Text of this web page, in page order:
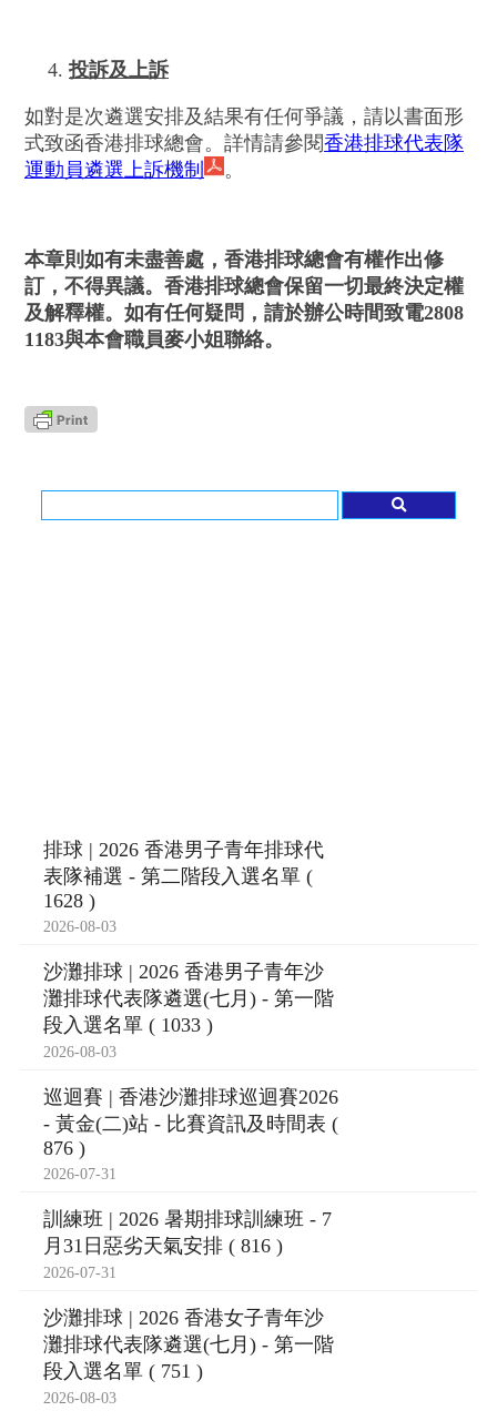
投訴及上訴
如對是次遴選安排及結果有任何爭議，請以書面形
式致函香港排球總會。詳情請參閱香港排球代表隊
運動員遴選上訴機制
。
本章則如有未盡善處，香港排球總會有權作出修
訂，不得異議。香港排球總會保留一切最終決定權
及解釋權。如有任何疑問，請於辦公時間致電2808
1183與本會職員麥小姐聯絡。
排球 | 2026 香港男子青年排球代
表隊補選 - 第二階段入選名單 (
1628 )
2026-08-03
沙灘排球 | 2026 香港男子青年沙
灘排球代表隊遴選(七月) - 第一階
段入選名單 ( 1033 )
2026-08-03
巡迴賽 | 香港沙灘排球巡迴賽2026
- 黃金(二)站 - 比賽資訊及時間表 (
876 )
2026-07-31
訓練班 | 2026 暑期排球訓練班 - 7
月31日惡劣天氣安排 ( 816 )
2026-07-31
沙灘排球 | 2026 香港女子青年沙
灘排球代表隊遴選(七月) - 第一階
段入選名單 ( 751 )
2026-08-03